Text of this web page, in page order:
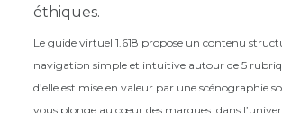
éthiques.
Le guide virtuel 1.618 propose un contenu
navigation simple et intuitive autour de 5
d’elle est mise en valeur par une scénographie
vous plonge au cœur des marques, dans